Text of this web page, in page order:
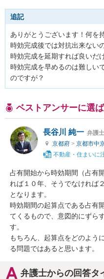
追記
ありがとうございます！何を
時効完成後では対抗出来ない
時効完成を延期すれば良いだ
時効完成を早めるのは難しい
ベストアンサーに選
長谷川 純一 弁護士
京都府 > 京都市中
不動産・住まいに
占有開始から時効期間（占有
れば１０年、そうでなければ
となります。
時効期間の起算点である占有
てくるもので、意図的にずら
す。
もちろん、起算点をどのよう
る問題ではあると思います。
弁護士からの回答タ